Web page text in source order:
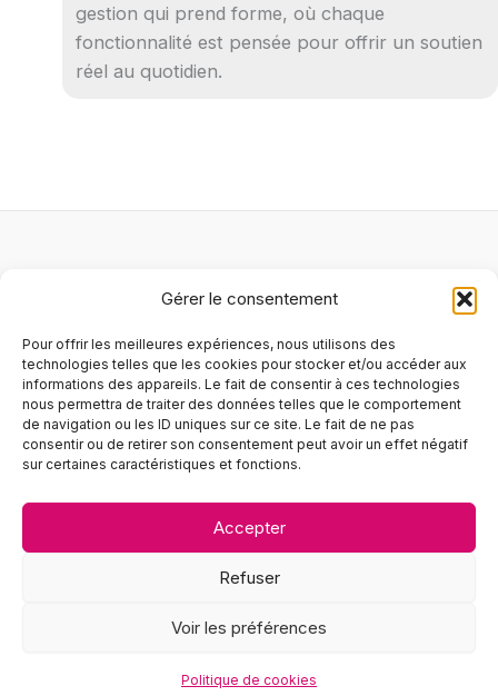
Gérer le consentement
Pour offrir les meilleures expériences, nous utilisons des
technologies telles que les cookies pour stocker et/ou accéder aux
informations des appareils. Le fait de consentir à ces technologies
nous permettra de traiter des données telles que le comportement
de navigation ou les ID uniques sur ce site. Le fait de ne pas
consentir ou de retirer son consentement peut avoir un effet négatif
sur certaines caractéristiques et fonctions.
Accepter
Refuser
Voir les préférences
Politique de cookies
gestion qui prend forme, où chaque
fonctionnalité est pensée pour offrir un soutien
réel au quotidien.
Matériel
Services
Blog
À propos
Foire aux questions
Contact
Politique de cookies (UE)
02 90 26 21 27